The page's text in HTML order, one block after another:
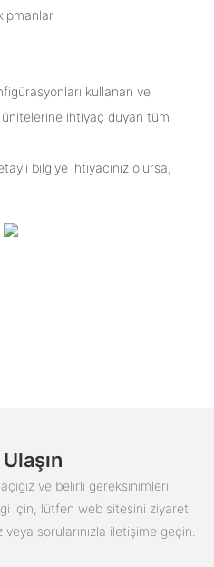
kullanan ve
ihtiyaç duyan tüm
bilgiye ihtiyacınız olursa,
ve belirli gereksinimleri
için, lütfen web sitesini ziyaret
sorularınızla iletişime geçin.